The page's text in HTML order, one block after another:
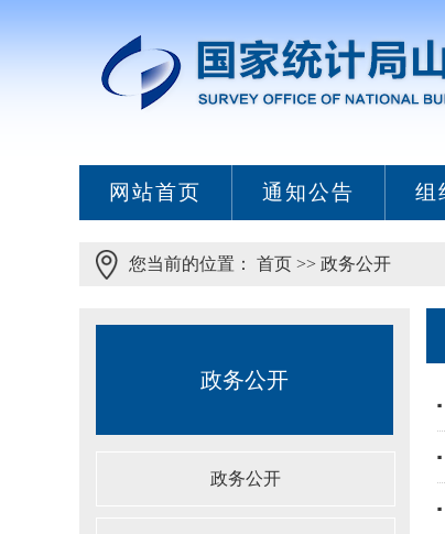
网站首页 通知公告 组
您当前的位置： 首页 >> 政务公开
政务公开
政务公开